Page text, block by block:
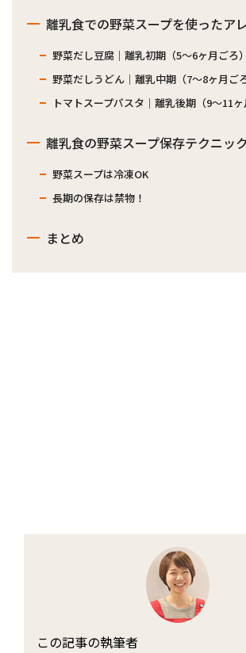
離乳食での野菜スープを使ったア
野菜だし豆腐｜離乳初期（5〜6ヶ月ごろ
野菜だしうどん｜離乳中期（7〜8ヶ月ご
トマトスープパスタ｜離乳後期（9〜11
離乳食の野菜スープ保存テクニック
野菜スープは冷凍OK
長期の保存は禁物！
まとめ
この記事の執筆者